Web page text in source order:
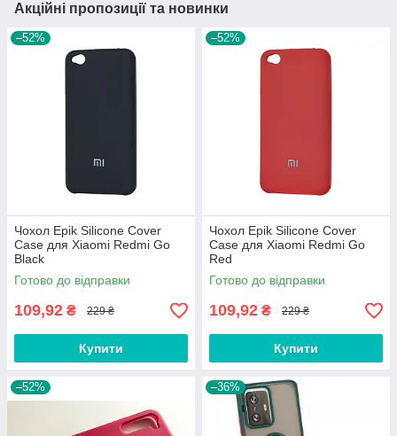
Акційні пропозиції та новинки
–52%
Чохол Epik Silicone Cover
Case для Xiaomi Redmi Go
Black
Готово до відправки
109,92 ₴ 229 ₴
Купити
–52%
Чохол Epik Silicone Cover
Case для Xiaomi Redmi Go
Red
Готово до відправки
109,92 ₴ 229 ₴
Купити
–52% –36%